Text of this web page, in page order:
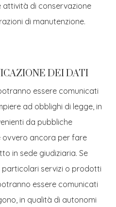
attività di conservazione
di manutenzione.
DEI DATI
essere comunicati
ad obblighi di legge, in
da pubbliche
ancora per fare
in sede giudiziaria. Se
particolari servizi o prodotti
essere comunicati
in qualità di autonomi